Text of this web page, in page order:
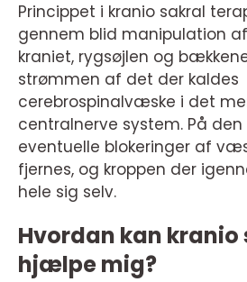
Princippet i kranio sakral
gennem blid manipulation
kraniet, rygsøjlen og
strømmen af det der kaldes
cerebrospinalvæske i det
centralnerve system. På
eventuelle blokeringer af
fjernes, og kroppen der
hele sig selv.
Hvordan kan
hjælpe mig?